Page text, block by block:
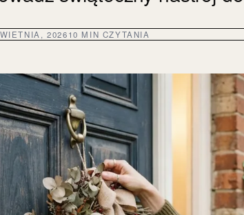
202610 MIN CZYTANIA